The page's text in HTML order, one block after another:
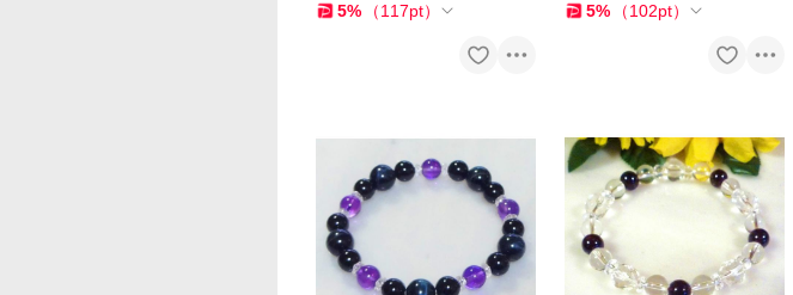
5% （117pt） 5% （102pt）